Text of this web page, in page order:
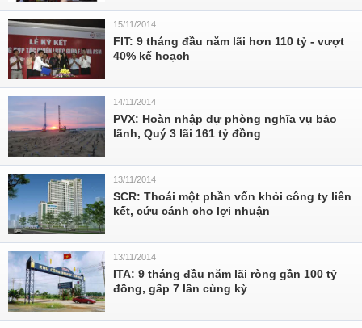
15/11/2014
FIT: 9 tháng đầu năm lãi hơn 110 tỷ - vượt
40% kế hoạch
14/11/2014
PVX: Hoàn nhập dự phòng nghĩa vụ bảo
lãnh, Quý 3 lãi 161 tỷ đồng
13/11/2014
SCR: Thoái một phần vốn khỏi công ty liên
kết, cứu cánh cho lợi nhuận
13/11/2014
ITA: 9 tháng đầu năm lãi ròng gần 100 tỷ
đồng, gấp 7 lần cùng kỳ